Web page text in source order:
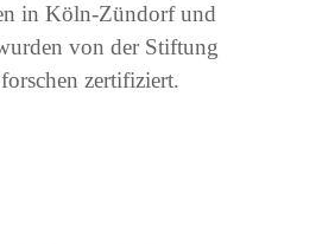
in Köln-Zündorf und
von der Stiftung
zertifiziert.